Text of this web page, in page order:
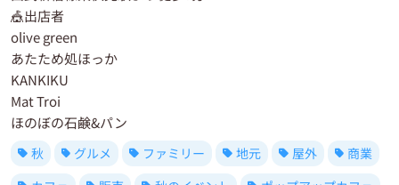
🎪出店者
olive green
あたため処ほっか
KANKIKU
Mat Troi
ほのぼの石鹸&パン
秋 グルメ ファミリー 地元 屋外
商業